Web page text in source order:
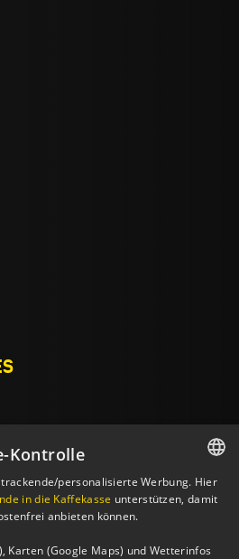
GERMAN
Kontrolle
personalisierte Werbung. Hier
in die Kaffekasse unterstützen, damit
anbieten können.
Karten (Google Maps) und Wetterinfos